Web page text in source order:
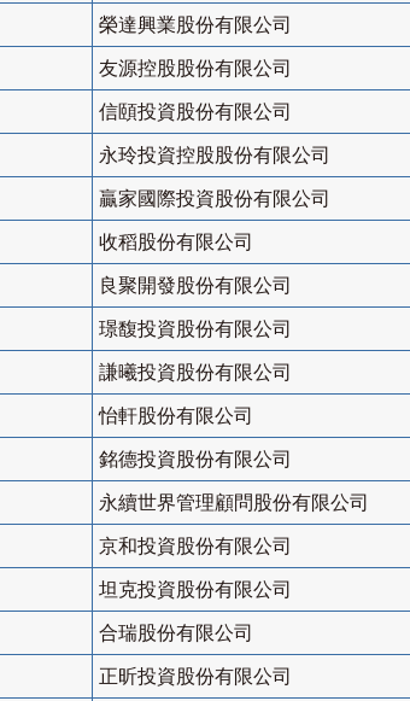
榮達興業股份有限公司
友源控股股份有限公司
信頤投資股份有限公司
永玲投資控股股份有限公司
贏家國際投資股份有限公司
收稻股份有限公司
良聚開發股份有限公司
璟馥投資股份有限公司
謙曦投資股份有限公司
怡軒股份有限公司
銘德投資股份有限公司
永續世界管理顧問股份有限公司
京和投資股份有限公司
坦克投資股份有限公司
合瑞股份有限公司
正昕投資股份有限公司